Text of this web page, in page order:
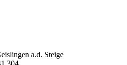
a.d. Steige
304